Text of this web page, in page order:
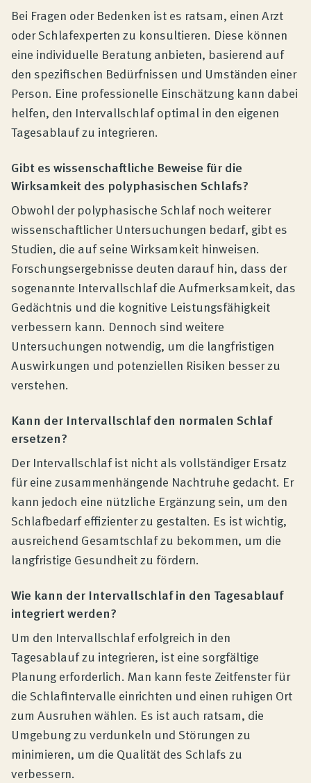
Bei Fragen oder Bedenken ist es ratsam, einen Arzt
oder Schlafexperten zu konsultieren. Diese können
eine individuelle Beratung anbieten, basierend auf
den spezifischen Bedürfnissen und Umständen einer
Person. Eine professionelle Einschätzung kann dabei
helfen, den Intervallschlaf optimal in den eigenen
Tagesablauf zu integrieren.
Gibt es wissenschaftliche Beweise für die
Wirksamkeit des polyphasischen Schlafs?
Obwohl der polyphasische Schlaf noch weiterer
wissenschaftlicher Untersuchungen bedarf, gibt es
Studien, die auf seine Wirksamkeit hinweisen.
Forschungsergebnisse deuten darauf hin, dass der
sogenannte Intervallschlaf die Aufmerksamkeit, das
Gedächtnis und die kognitive Leistungsfähigkeit
verbessern kann. Dennoch sind weitere
Untersuchungen notwendig, um die langfristigen
Auswirkungen und potenziellen Risiken besser zu
verstehen.
Kann der Intervallschlaf den normalen Schlaf
ersetzen?
Der Intervallschlaf ist nicht als vollständiger Ersatz
für eine zusammenhängende Nachtruhe gedacht. Er
kann jedoch eine nützliche Ergänzung sein, um den
Schlafbedarf effizienter zu gestalten. Es ist wichtig,
ausreichend Gesamtschlaf zu bekommen, um die
langfristige Gesundheit zu fördern.
Wie kann der Intervallschlaf in den Tagesablauf
integriert werden?
Um den Intervallschlaf erfolgreich in den
Tagesablauf zu integrieren, ist eine sorgfältige
Planung erforderlich. Man kann feste Zeitfenster für
die Schlafintervalle einrichten und einen ruhigen Ort
zum Ausruhen wählen. Es ist auch ratsam, die
Umgebung zu verdunkeln und Störungen zu
minimieren, um die Qualität des Schlafs zu
verbessern.